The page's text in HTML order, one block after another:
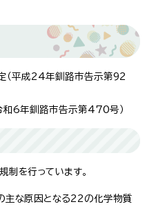
（平成24年釧路市告示第92
和6年釧路市告示第470号）
制を行っています。
主な原因となる22の化学物質